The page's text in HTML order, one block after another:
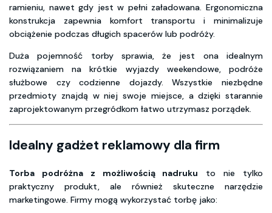
ramieniu, nawet gdy jest w pełni załadowana. Ergonomiczna
konstrukcja zapewnia komfort transportu i minimalizuje
obciążenie podczas długich spacerów lub podróży.
Duża pojemność torby sprawia, że jest ona idealnym
rozwiązaniem na krótkie wyjazdy weekendowe, podróże
służbowe czy codzienne dojazdy. Wszystkie niezbędne
przedmioty znajdą w niej swoje miejsce, a dzięki starannie
zaprojektowanym przegródkom łatwo utrzymasz porządek.
Idealny gadżet reklamowy dla firm
Torba podróżna z możliwością nadruku to nie tylko
praktyczny produkt, ale również skuteczne narzędzie
marketingowe. Firmy mogą wykorzystać torbę jako: